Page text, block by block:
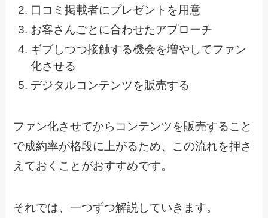
口コミ掲載者にプレゼントを用意
お客さんごとに合わせたアプローチ
ギブしつつ接触する機会を増やしてファン
化させる
デジタルコンテンツを販売する
ファン化させてからコンテンツを販売すること
で成約率が格段に上がるため、この流れを押さ
えておくことがおすすめです。
それでは、一つずつ解説していきます。